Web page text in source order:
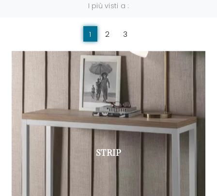
I più visti a :
1 2 3
STRIP